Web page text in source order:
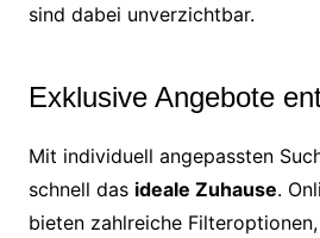
sind dabei unverzichtbar.
Exklusive Angebote
Mit individuell angepassten
schnell das ideale Zuhause.
bieten zahlreiche